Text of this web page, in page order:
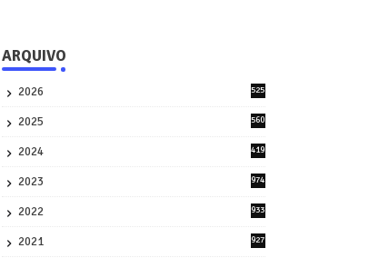
ARQUIVO
2026
525
2025
560
2024
419
2023
974
2022
933
2021
927